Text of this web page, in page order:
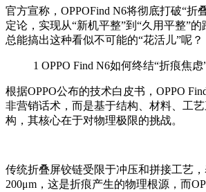
官方宣称， OPPOFind N6将彻底打破“折
定论，实现从“新机平整”到 “久用平整”的
总能搞出这种看似不可能的“花活儿”呢？
1 OPPO Find N6如何终结“折痕焦虑
根据OPPO公布的技术白皮书， OPPO
非营销话术，而是基于结构、材料、工
构，其核心在于对物理极限的挑战。
传统折叠屏铰链受限于冲压和拼接工艺
200μm ，这是折痕产生的物理根源，而